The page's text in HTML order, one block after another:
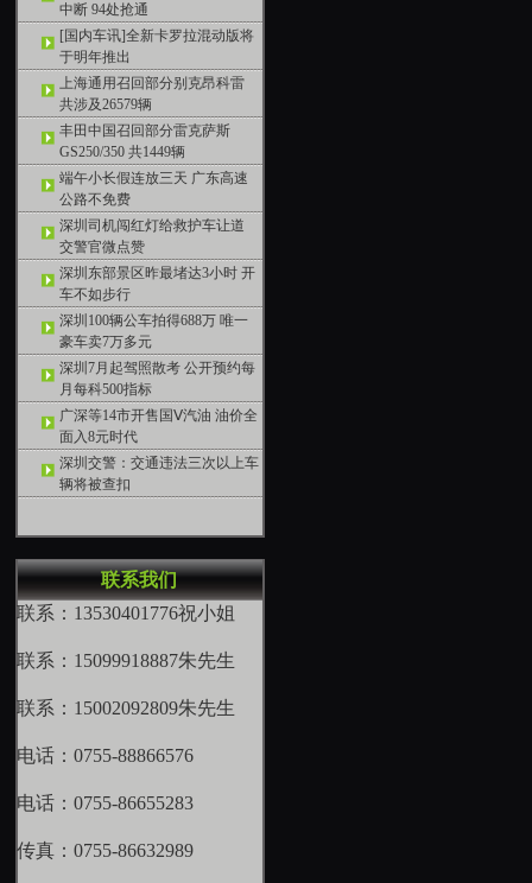
中断 94处抢通
[国内车讯]全新卡罗拉混动版将
于明年推出
上海通用召回部分别克昂科雷
共涉及26579辆
丰田中国召回部分雷克萨斯
GS250/350 共1449辆
端午小长假连放三天 广东高速
公路不免费
深圳司机闯红灯给救护车让道
交警官微点赞
深圳东部景区昨最堵达3小时 开
车不如步行
深圳100辆公车拍得688万 唯一
豪车卖7万多元
深圳7月起驾照散考 公开预约每
月每科500指标
广深等14市开售国Ⅴ汽油 油价全
面入8元时代
深圳交警：交通违法三次以上车
辆将被查扣
联系我们
联系：13530401776祝小姐
联系：15099918887朱先生
联系：15002092809朱先生
电话：0755-88866576
电话：0755-86655283
传真：0755-86632989